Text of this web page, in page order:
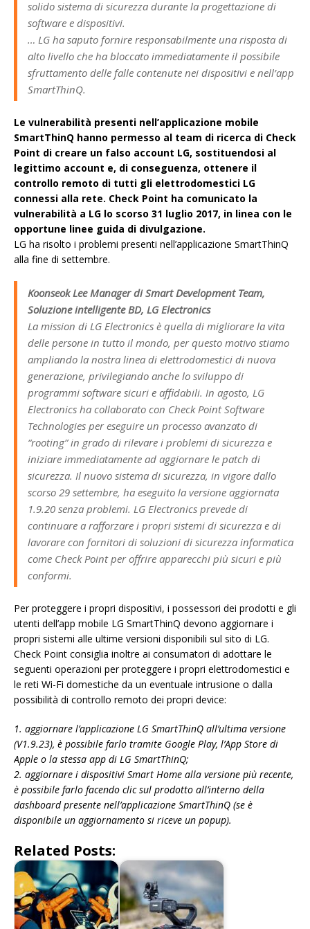
solido sistema di sicurezza durante la progettazione di
software e dispositivi.
… LG ha saputo fornire responsabilmente una risposta di
alto livello che ha bloccato immediatamente il possibile
sfruttamento delle falle contenute nei dispositivi e nell’app
SmartThinQ.
Le vulnerabilità presenti nell’applicazione mobile
SmartThinQ hanno permesso al team di ricerca di Check
Point di creare un falso account LG, sostituendosi al
legittimo account e, di conseguenza, ottenere il
controllo remoto di tutti gli elettrodomestici LG
connessi alla rete. Check Point ha comunicato la
vulnerabilità a LG lo scorso 31 luglio 2017, in linea con le
opportune linee guida di divulgazione.
LG ha risolto i problemi presenti nell’applicazione SmartThinQ
alla fine di settembre.
Koonseok Lee Manager di Smart Development Team,
Soluzione intelligente BD, LG Electronics
La mission di LG Electronics è quella di migliorare la vita
delle persone in tutto il mondo, per questo motivo stiamo
ampliando la nostra linea di elettrodomestici di nuova
generazione, privilegiando anche lo sviluppo di
programmi software sicuri e affidabili. In agosto, LG
Electronics ha collaborato con Check Point Software
Technologies per eseguire un processo avanzato di
“rooting” in grado di rilevare i problemi di sicurezza e
iniziare immediatamente ad aggiornare le patch di
sicurezza. Il nuovo sistema di sicurezza, in vigore dallo
scorso 29 settembre, ha eseguito la versione aggiornata
1.9.20 senza problemi. LG Electronics prevede di
continuare a rafforzare i propri sistemi di sicurezza e di
lavorare con fornitori di soluzioni di sicurezza informatica
come Check Point per offrire apparecchi più sicuri e più
conformi.
Per proteggere i propri dispositivi, i possessori dei prodotti e gli
utenti dell’app mobile LG SmartThinQ devono aggiornare i
propri sistemi alle ultime versioni disponibili sul sito di LG.
Check Point consiglia inoltre ai consumatori di adottare le
seguenti operazioni per proteggere i propri elettrodomestici e
le reti Wi-Fi domestiche da un eventuale intrusione o dalla
possibilità di controllo remoto dei propri device:
1. aggiornare l’applicazione LG SmartThinQ all’ultima versione
(V1.9.23), è possibile farlo tramite Google Play, l’App Store di
Apple o la stessa app di LG SmartThinQ;
2. aggiornare i dispositivi Smart Home alla versione più recente,
è possibile farlo facendo clic sul prodotto all’interno della
dashboard presente nell’applicazione SmartThinQ (se è
disponibile un aggiornamento si riceve un popup).
Related Posts: